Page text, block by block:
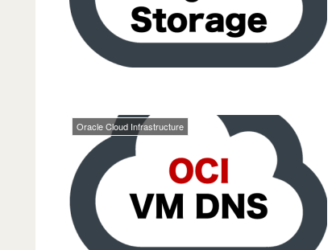
Oracle Cloud Infrastructure